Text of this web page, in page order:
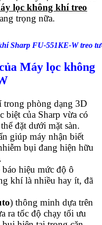
lọc không khí treo
trọng nữa.
Sharp FU-551KE-W treo
Máy lọc không
phòng dạng 3D
biệt của Sharp vừa có
đặt dưới mặt sàn.
giúp máy nhận biết
bụi đang hiện hữu
hiệu mức độ ô
khí là nhiều hay ít, đã
) thông minh dựa trên
ra tốc độ chạy tối ưu